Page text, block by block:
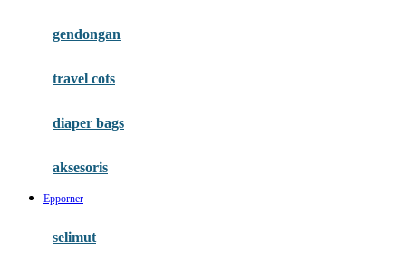
Gb
gendongan
travel cots
diaper bags
aksesoris
Epporner
selimut